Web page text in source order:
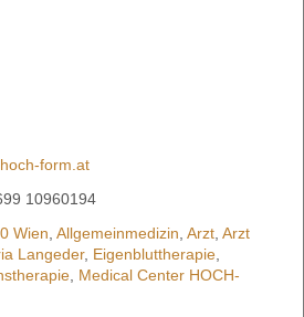
form.at
10960194
Wien Allgemeinmedizin Arzt Arzt
Langeder, Eigenbluttherapie
Medical Center HOCH-